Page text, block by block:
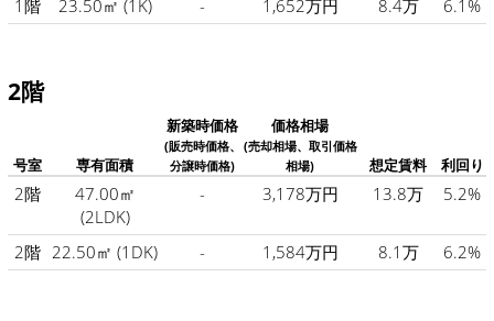
1階 23.50㎡ (1K) - 1,652万円 8.4万 6.1%
2階
号室 専有面積
新築時価格
(販売時価格、
分譲時価格)
価格相場
(売却相場、取引価格
相場)
想定賃料 利回り
2階
47.00㎡
(2LDK)
- 3,178万円 13.8万 5.2%
2階 22.50㎡ (1DK) - 1,584万円 8.1万 6.2%